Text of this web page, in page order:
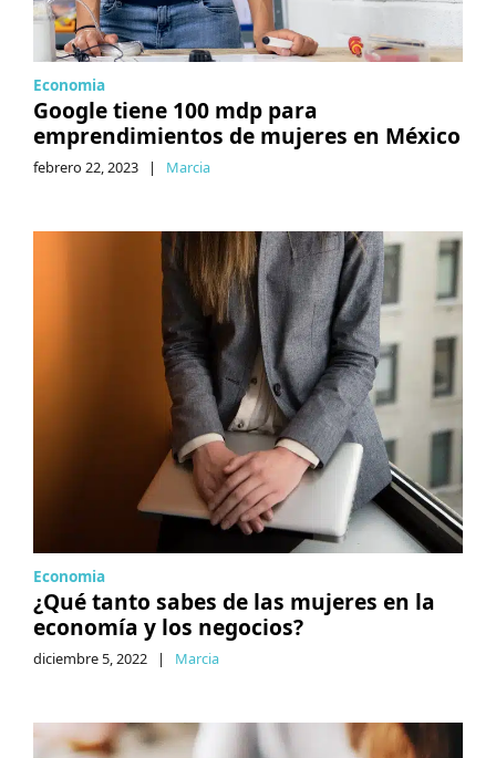
Economia
Google tiene 100 mdp para
emprendimientos de mujeres en México
febrero 22, 2023 | Marcia
Economia
¿Qué tanto sabes de las mujeres en la
economía y los negocios?
diciembre 5, 2022 | Marcia